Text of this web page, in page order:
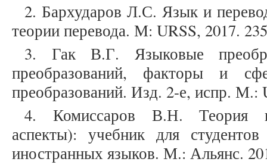
2. Бархударов Л.С. Язык и
теории перевода. М: URSS, 2017.
3. Гак В.Г. Языковые
преобразований, факторы и
преобразований. Изд. 2-е, испр. М.:
4. Комиссаров В.Н. Теория
аспекты): учебник для
иностранных языков. М.: Альянс.